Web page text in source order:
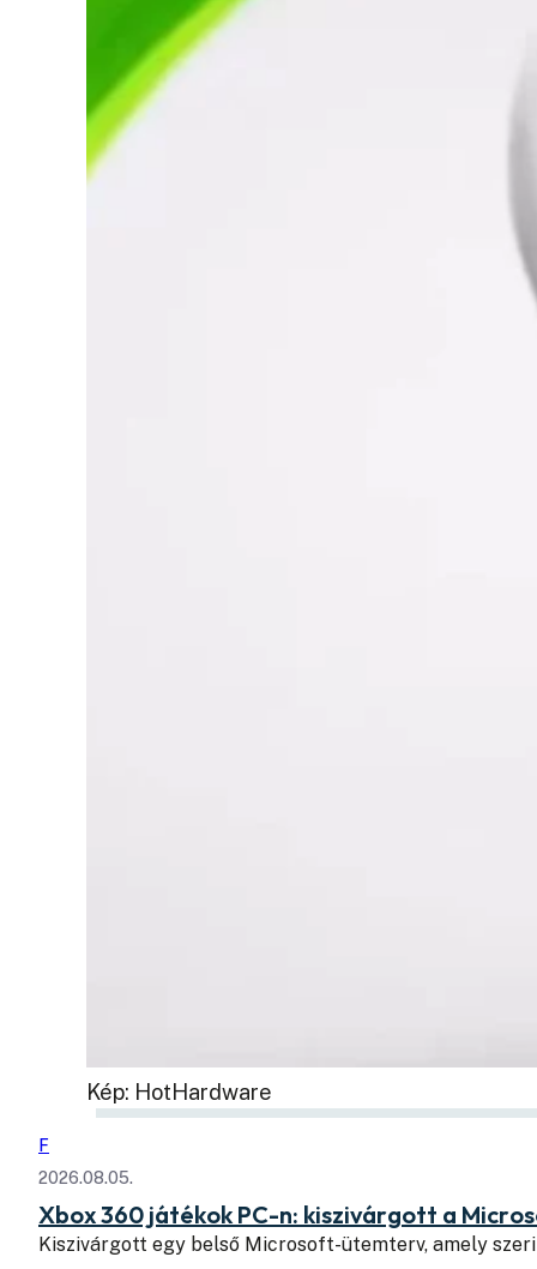
Kép: HotHardware
F
2026.08.05.
Xbox 360 játékok PC-n: kiszivárgott a
Kiszivárgott egy belső Microsoft-ütemterv, amely